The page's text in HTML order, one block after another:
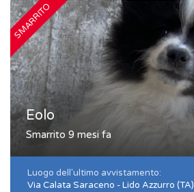
SMARRITO
Eolo
Smarrito 9 mesi fa
Luogo dell'ultimo avvistamento:
Via Calata Saraceno - Lido Azzurro (TA)